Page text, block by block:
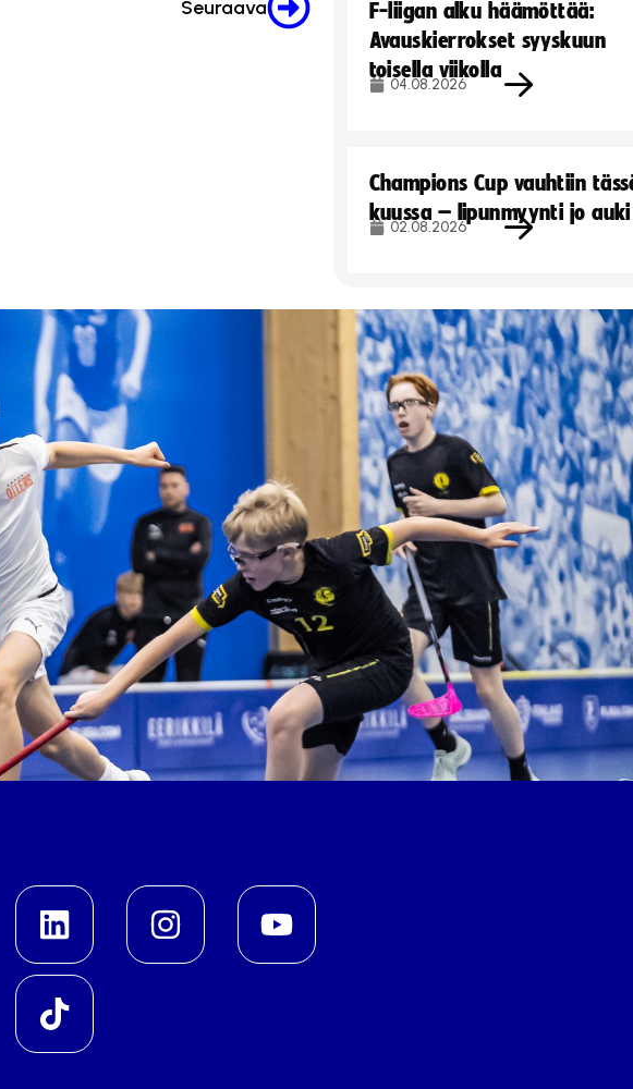
Seuraava
F-liigan alku häämöttää:
Avauskierrokset syyskuun
toisella viikolla
04.08.2026
Champions Cup vauhtiin
kuussa – lipunmyynti jo auki
02.08.2026